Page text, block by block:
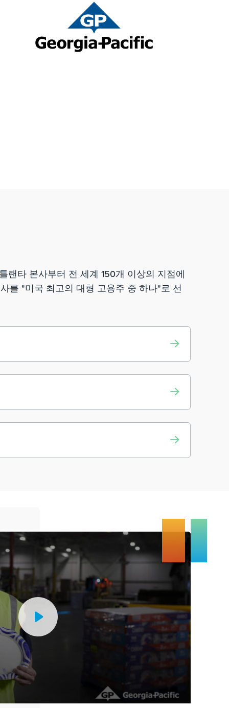
랜타 본사부터 전 세계 150개 이상의 지점에
를 "미국 최고의 대형 고용주 중 하나"로 선